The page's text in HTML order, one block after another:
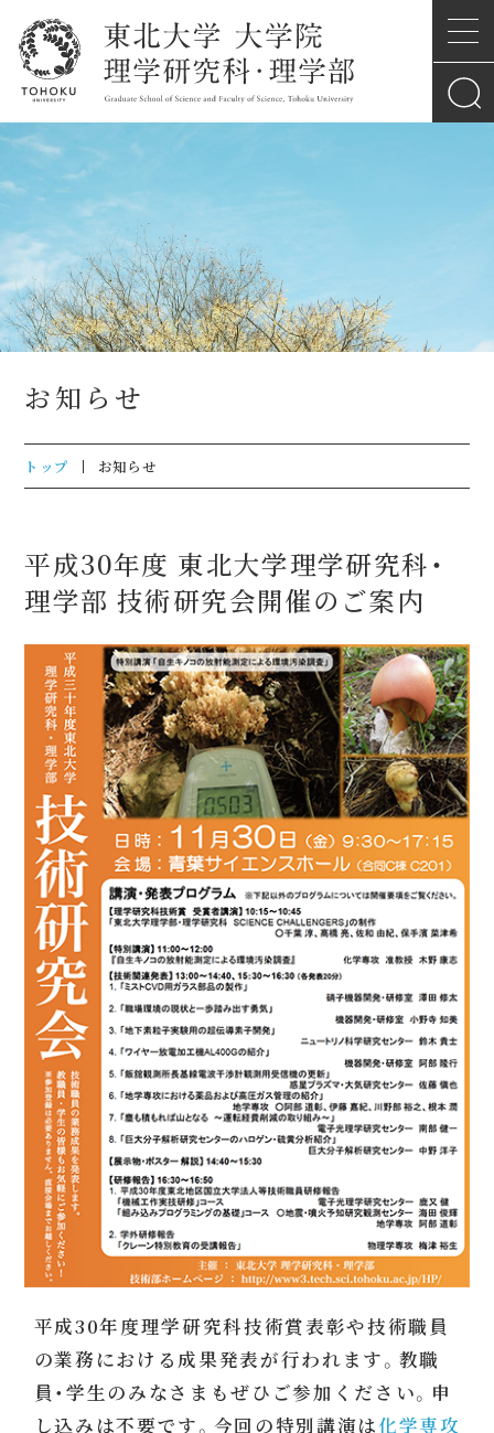
お知らせ
トップ お知らせ
平成30年度 東北大学理学研究科・
理学部 技術研究会開催のご案内
平成30年度理学研究科技術賞表彰や技術職員
の業務における成果発表が行われます。教職
員・学生のみなさまもぜひご参加ください。申
し込みは不要です。今回の特別講演は化学専攻